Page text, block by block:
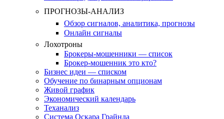
ПРОГНОЗЫ-АНАЛИЗ
Обзор сигналов, аналитика, прогнозы
Онлайн сигналы
Лохотроны
Брокеры-мошенники — список
Брокер-мошенник это кто?
Бизнес идеи — списком
Обучение по бинарным опционам
Живой график
Экономический календарь
Теханализ
Система Оскара Грайнда